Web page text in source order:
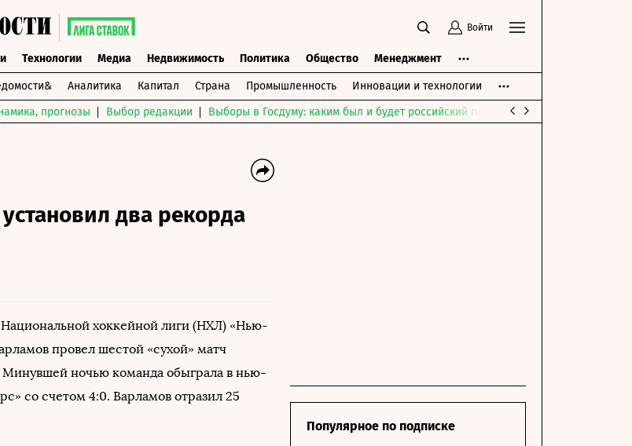
Войти
Технологии Медиа Недвижимость Политика Общество Менеджмент
Аналитика Капитал Страна Промышленность Инновации и технологии
прогнозы Выбор редакции Выборы в Госдуму: каким был и будет российский парламент
два рекорда
Национальной хоккейной лиги (НХЛ) «Нью-
провел шестой «сухой» матч
Минувшей ночью команда обыграла в нью-
со счетом 4:0. Варламов отразил 25
Популярное по подписке